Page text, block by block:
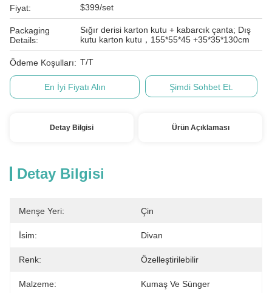
Fiyat: $399/set
Packaging
Details:
Sığır derisi karton kutu + kabarcık çanta; Dış
kutu karton kutu，155*55*45 +35*35*130cm
Ödeme Koşulları: T/T
En İyi Fiyatı Alın Şimdi Sohbet Et.
Detay Bilgisi Ürün Açıklaması
Detay Bilgisi
Menşe Yeri: Çin
İsim: Divan
Renk: Özelleştirilebilir
Malzeme: Kumaş Ve Sünger